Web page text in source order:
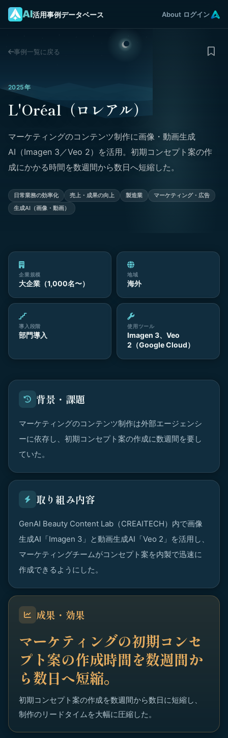
AI活用事例データベース About ログイン
事例一覧に戻る
2025年
L'Oréal（ロレアル）
マーケティングのコンテンツ制作に画像・動画生成
AI（Imagen 3／Veo 2）を活用。初期コンセプト案の作
成にかかる時間を数週間から数日へ短縮した。
日常業務の効率化 売上・成果の向上 製造業
マーケティング・広告
生成AI（画像・動画）
企業規模
大企業（1,000名〜）
地域
海外
導入段階
部門導入
使用ツール
Imagen 3、Veo
2（Google Cloud）
背景・課題
マーケティングのコンテンツ制作は外部エージェンシ
ーに依存し、初期コンセプト案の作成に数週間を要し
ていた。
取り組み内容
GenAI Beauty Content Lab（CREAITECH）内で画像
生成AI「Imagen 3」と動画生成AI「Veo 2」を活用し、
マーケティングチームがコンセプト案を内製で迅速に
作成できるようにした。
成果・効果
マーケティングの初期コンセ
プト案の作成時間を数週間か
ら数日へ短縮。
初期コンセプト案の作成を数週間から数日に短縮し、
制作のリードタイムを大幅に圧縮した。